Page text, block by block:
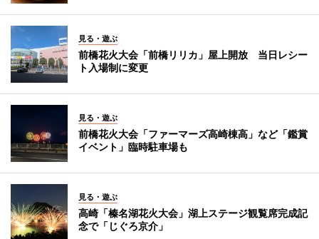
見る・遊ぶ
前橋花火大会「前橋リリカ」屋上開放 当日レシー
ト入場制に変更
見る・遊ぶ
前橋花火大会「ファーマーズ高崎棟高」など「鑑賞
イベント」臨時駐車場も
見る・遊ぶ
高崎「榛名湖花火大会」湖上ステージ観覧席完成記
念で「じぐろ京介」